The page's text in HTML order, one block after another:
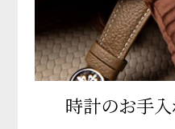
時計のお手